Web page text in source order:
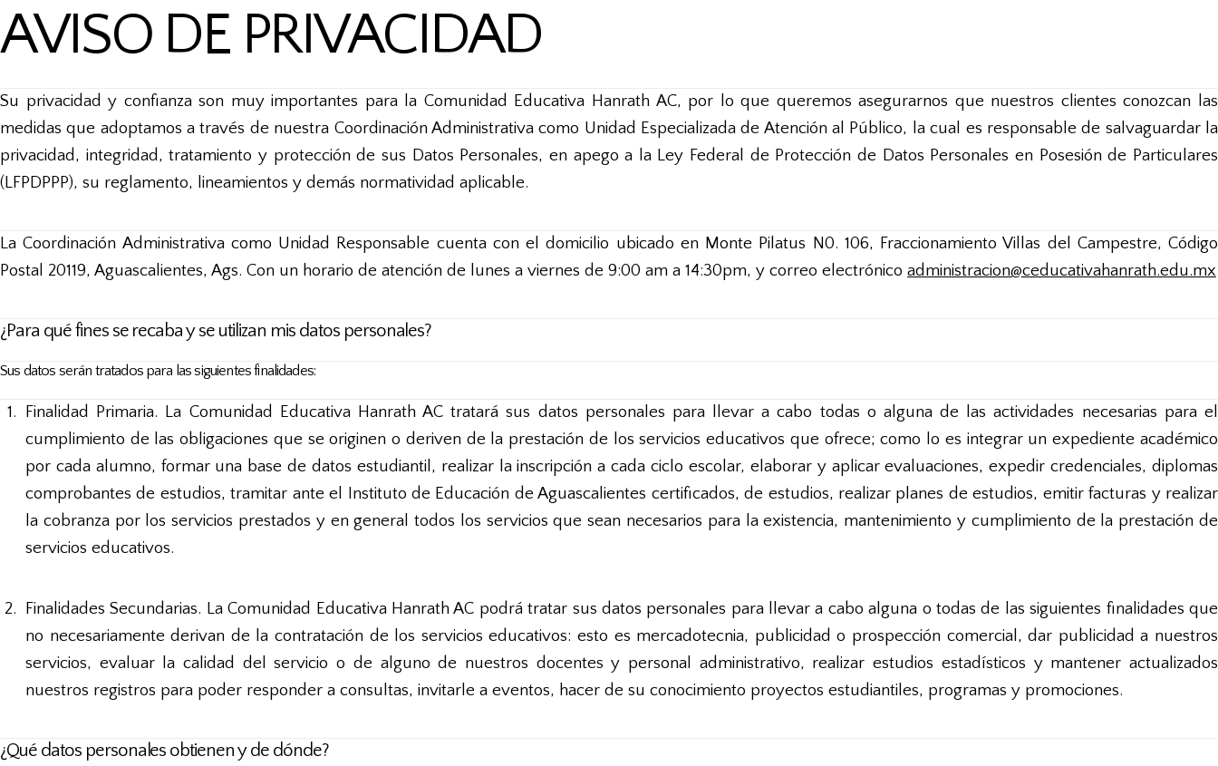
AVISO DE PRIVACIDAD
Su privacidad y confianza son muy importantes para la Comunidad Educativa Hanrath AC, por lo que queremos asegurarnos que nuestros clientes conozcan las
medidas que adoptamos a través de nuestra Coordinación Administrativa como Unidad Especializada de Atención al Público, la cual es responsable de salvaguardar la
privacidad, integridad, tratamiento y protección de sus Datos Personales, en apego a la Ley Federal de Protección de Datos Personales en Posesión de Particulares
(LFPDPPP), su reglamento, lineamientos y demás normatividad aplicable.
La Coordinación Administrativa como Unidad Responsable cuenta con el domicilio ubicado en Monte Pilatus N0. 106, Fraccionamiento Villas del Campestre, Código
Postal 20119, Aguascalientes, Ags. Con un horario de atención de lunes a viernes de 9:00 am a 14:30pm, y correo electrónico administracion@ceducativahanrath.edu.mx
¿Para qué fines se recaba y se utilizan mis datos personales?
Sus datos serán tratados para las siguientes finalidades:
Finalidad Primaria. La Comunidad Educativa Hanrath AC tratará sus datos personales para llevar a cabo todas o alguna de las actividades necesarias para el
cumplimiento de las obligaciones que se originen o deriven de la prestación de los servicios educativos que ofrece; como lo es integrar un expediente académico
por cada alumno, formar una base de datos estudiantil, realizar la inscripción a cada ciclo escolar, elaborar y aplicar evaluaciones, expedir credenciales, diplomas
comprobantes de estudios, tramitar ante el Instituto de Educación de Aguascalientes certificados, de estudios, realizar planes de estudios, emitir facturas y realizar
la cobranza por los servicios prestados y en general todos los servicios que sean necesarios para la existencia, mantenimiento y cumplimiento de la prestación de
servicios educativos.
Finalidades Secundarias. La Comunidad Educativa Hanrath AC podrá tratar sus datos personales para llevar a cabo alguna o todas de las siguientes finalidades que
no necesariamente derivan de la contratación de los servicios educativos: esto es mercadotecnia, publicidad o prospección comercial, dar publicidad a nuestros
servicios, evaluar la calidad del servicio o de alguno de nuestros docentes y personal administrativo, realizar estudios estadísticos y mantener actualizados
nuestros registros para poder responder a consultas, invitarle a eventos, hacer de su conocimiento proyectos estudiantiles, programas y promociones.
¿Qué datos personales obtienen y de dónde?